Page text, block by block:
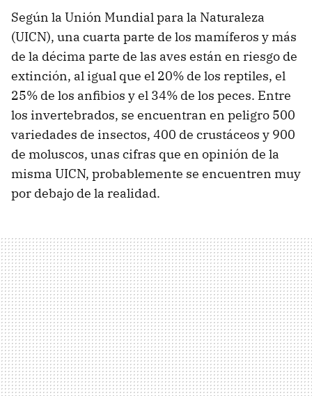
Según la Unión Mundial para la Naturaleza
(UICN), una cuarta parte de los mamíferos y más
de la décima parte de las aves están en riesgo de
extinción, al igual que el 20% de los reptiles, el
25% de los anfibios y el 34% de los peces. Entre
los invertebrados, se encuentran en peligro 500
variedades de insectos, 400 de crustáceos y 900
de moluscos, unas cifras que en opinión de la
misma UICN, probablemente se encuentren muy
por debajo de la realidad.